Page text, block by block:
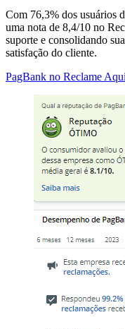
Com 76,3% dos usuários
uma nota de 8,4/10 no
suporte e consolidando
satisfação do cliente.
PagBank no Reclame Aqui